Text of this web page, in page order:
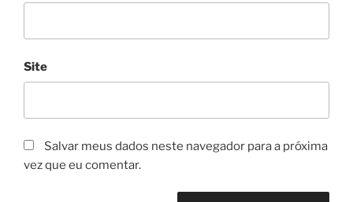
Site
Salvar meus dados neste navegador para a próxima
vez que eu comentar.